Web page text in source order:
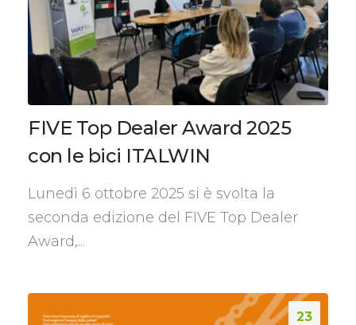
FIVE Top Dealer Award 2025
con le bici ITALWIN
Lunedì 6 ottobre 2025 si è svolta la
seconda edizione del FIVE Top Dealer
Award,...
23